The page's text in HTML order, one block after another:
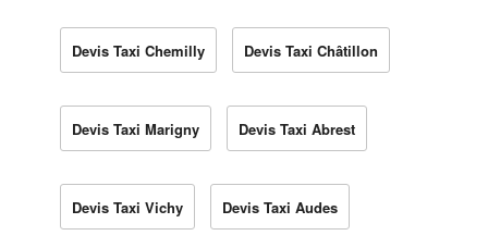
Devis Taxi Chemilly Devis Taxi Châtillon
Devis Taxi Marigny Devis Taxi Abrest
Devis Taxi Vichy Devis Taxi Audes